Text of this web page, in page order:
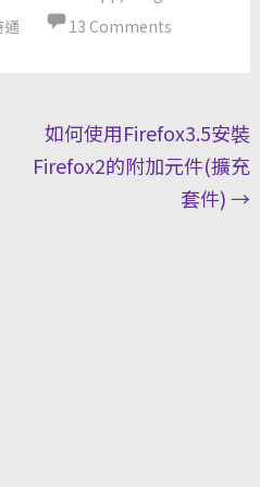
13 Comments
如何使用Firefox3.5安裝
Firefox2的附加元件(擴充
套件)→